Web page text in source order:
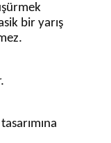
bir yarış